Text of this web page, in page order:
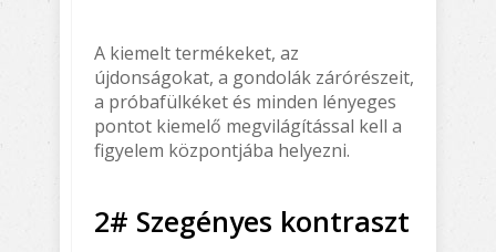
A kiemelt termékeket, az
újdonságokat, a gondolák zárórészeit,
a próbafülkéket és minden lényeges
pontot kiemelő megvilágítással kell a
figyelem központjába helyezni.
2# Szegényes kontraszt